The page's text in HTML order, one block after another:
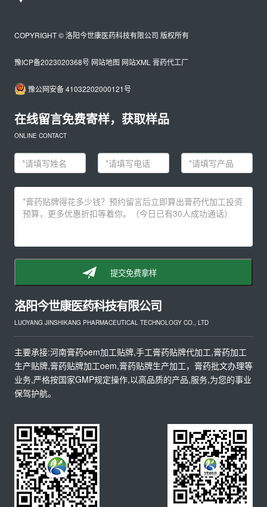
COPYRIGHT © 洛阳今世康医药科技有限公司 版权所有
豫ICP备2023020368号 网站地图 网站XML 膏药代工厂
豫公网安备 41032202000121号
在线留言免费寄样，获取样品
ONLINE CONTACT
提交免费拿样
洛阳今世康医药科技有限公司
LUOYANG JINSHIKANG PHARMACEUTICAL TECHNOLOGY CO., LTD
主要承接:河南膏药oem加工贴牌,手工膏药贴牌代加工,膏药加工
生产贴牌,膏药贴牌加工oem,膏药贴牌生产加工，膏药批文办理等
业务,严格按国家GMP规定操作,以高品质的产品,服务,为您的事业
保驾护航。